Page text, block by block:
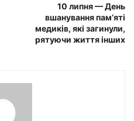
10 липня — День
вшанування памʼяті
медиків, які загинули,
рятуючи життя інших